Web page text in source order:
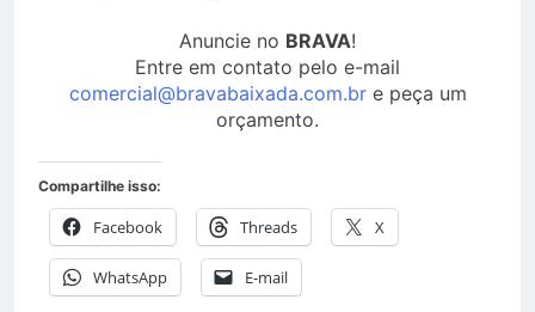
Anuncie no BRAVA!
Entre em contato pelo e-mail
comercial@bravabaixada.com.bre peça um
orçamento.
Compartilhe isso:
Facebook Threads X
WhatsApp E-mail